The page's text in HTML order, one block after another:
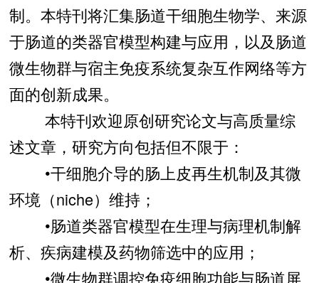
制。本特刊将汇集肠道干细胞生物学、来源
于肠道的类器官模型构建与应用，以及肠道
微生物群与宿主免疫系统复杂互作网络等方
面的创新成果。
本特刊欢迎原创研究论文与高质量综
述文章，研究方向包括但不限于：
•干细胞介导的肠上皮再生机制及其微
环境（niche）维持；
•肠道类器官模型在生理与病理机制解
析、疾病建模及药物筛选中的应用；
•微生物群调控免疫细胞功能与肠道屏